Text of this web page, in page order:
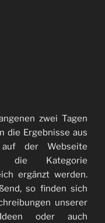
zwei Tagen
die Ergebnisse aus
der Webseite
die Kategorie
ergänzt werden.
so finden sich
unserer
Ideen oder auch